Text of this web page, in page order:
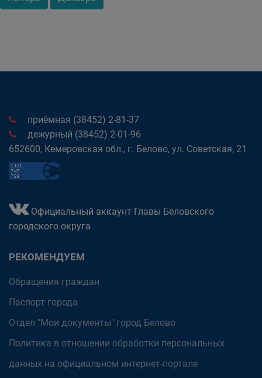
приёмная (38452) 2-81-37
дежурный (38452) 2-01-96
652600, Кемеровская обл., г. Белово, ул. Советская, 21
Официальный аккаунт Главы Беловского
городского округа
РЕКОМЕНДУЕМ
Обращения граждан
Паспорт города
Отдел "Мои документы" город Белово
Политика в отношении обработки персональных
данных на официальном интернет-портале